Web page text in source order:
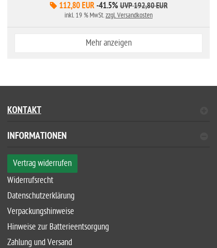
112,80 EUR -41.5% UVP 192,80 EUR
inkl. 19 % MwSt.zzgl. Versandkosten
Mehr anzeigen
KONTAKT
INFORMATIONEN
Vertrag widerrufen
Widerrufsrecht
Datenschutzerklärung
Verpackungshinweise
Hinweise zur Batterieentsorgung
Zahlung und Versand